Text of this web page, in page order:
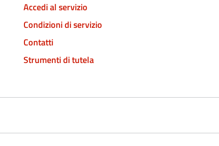
Accedi al servizio
Condizioni di servizio
Contatti
Strumenti di tutela